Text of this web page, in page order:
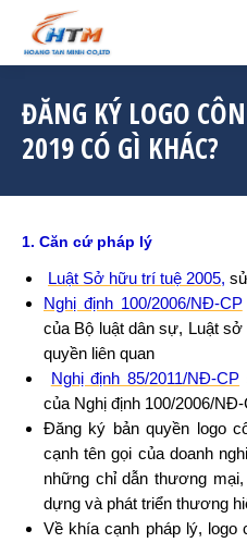
ĐĂNG KÝ LOGO
2019 CÓ GÌ KHÁC?
1. Căn cứ pháp lý
Luật Sở hữu trí tuệ 2005,
Nghị định 100/2006/NĐ-CP
của Bộ luật dân sự, Luật
quyền liên quan
Nghị định 85/2011/NĐ-CP
của Nghị định 100/2006/
Đăng ký bản quyền logo
cạnh tên gọi của doanh
những chỉ dẫn thương
dựng và phát triển thương
Về khía cạnh pháp lý, logo